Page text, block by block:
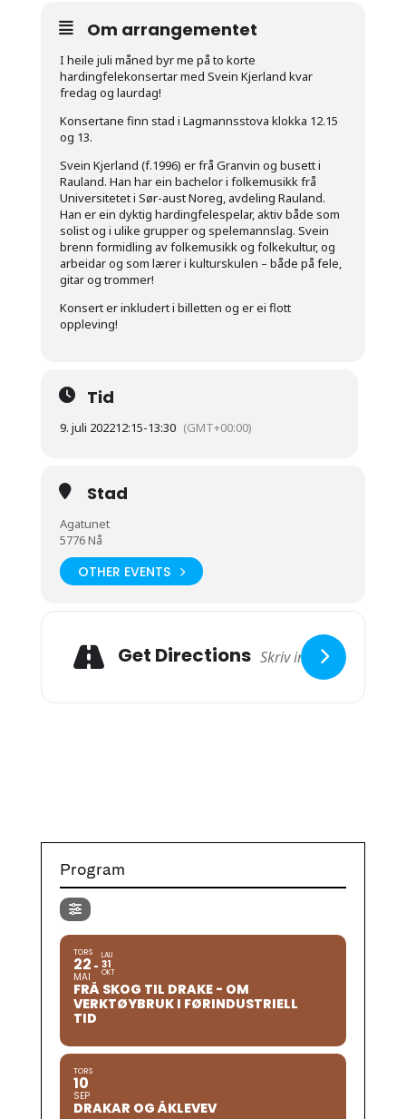
Om arrangementet
I heile juli måned byr me på to korte
hardingfelekonsertar med Svein Kjerland kvar
fredag og laurdag!
Konsertane finn stad i Lagmannsstova klokka 12.15
og 13.
Svein Kjerland (f.1996) er frå Granvin og busett i
Rauland. Han har ein bachelor i folkemusikk frå
Universitetet i Sør-aust Noreg, avdeling Rauland.
Han er ein dyktig hardingfelespelar, aktiv både som
solist og i ulike grupper og spelemannslag. Svein
brenn formidling av folkemusikk og folkekultur, og
arbeidar og som lærer i kulturskulen – både på fele,
gitar og trommer!
Konsert er inkludert i billetten og er ei flott
oppleving!
Tid
9. juli 202212:15-13:30 (GMT+00:00)
Stad
Agatunet
5776 Nå
OTHER EVENTS
Get Directions
Program
TORS
22
MAI
LAU
31
OKT
FRÅ SKOG TIL DRAKE - OM
VERKTØYBRUK I FØRINDUSTRIELL
TID
TORS
10
SEP
DRAKAR OG ÅKLEVEV